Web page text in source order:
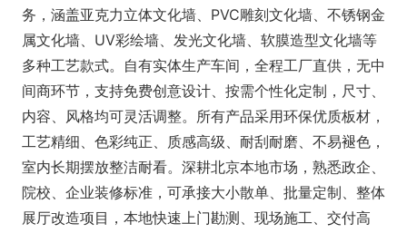
务，涵盖亚克力立体文化墙、PVC雕刻文化墙、不锈钢金
属文化墙、UV彩绘墙、发光文化墙、软膜造型文化墙等
多种工艺款式。自有实体生产车间，全程工厂直供，无中
间商环节，支持免费创意设计、按需个性化定制，尺寸、
内容、风格均可灵活调整。所有产品采用环保优质板材，
工艺精细、色彩纯正、质感高级、耐刮耐磨、不易褪色，
室内长期摆放整洁耐看。深耕北京本地市场，熟悉政企、
院校、企业装修标准，可承接大小散单、批量定制、整体
展厅改造项目，本地快速上门勘测、现场施工、交付高